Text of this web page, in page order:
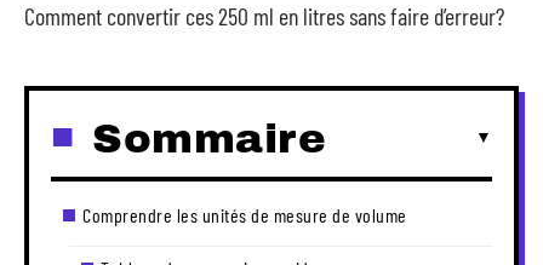
Comment convertir ces 250 ml en litres sans faire d’erreur?
Sommaire
Comprendre les unités de mesure de volume